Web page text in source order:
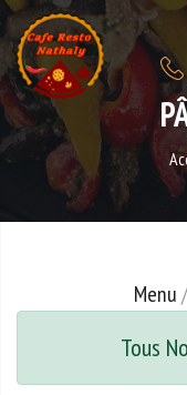
Menu/
Tous